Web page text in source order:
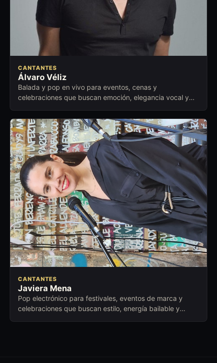
CANTANTES
Álvaro Véliz
Balada y pop en vivo para eventos, cenas y
celebraciones que buscan emoción, elegancia vocal y
CANTANTES
Javiera Mena
Pop electrónico para festivales, eventos de marca y
celebraciones que buscan estilo, energía bailable y